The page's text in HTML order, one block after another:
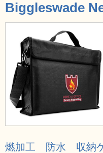
Biggleswade
燃加工 防水 収納